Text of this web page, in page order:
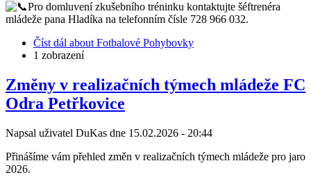
Pro domluvení zkušebního tréninku kontaktujte šéftrenéra
mládeže pana Hladíka na telefonním čísle 728 966 032.
Číst dál about Fotbalové Pohybovky
1 zobrazení
Změny v realizačních týmech mládeže FC
Odra Petřkovice
Napsal uživatel DuKas dne 15.02.2026 - 20:44
Přinášíme vám přehled změn v realizačních týmech mládeže pro jaro
2026.